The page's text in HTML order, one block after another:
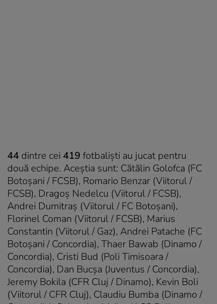
44 dintre cei 419 fotbalişti au jucat pentru
două echipe. Aceştia sunt: Cătălin Golofca (FC
Botoşani / FCSB), Romario Benzar (Viitorul /
FCSB), Dragoş Nedelcu (Viitorul / FCSB),
Andrei Dumitraş (Viitorul / FC Botoşani),
Florinel Coman (Viitorul / FCSB), Marius
Constantin (Viitorul / Gaz), Andrei Patache (FC
Botoşani / Concordia), Thaer Bawab (Dinamo /
Concordia), Cristi Bud (Poli Timisoara /
Concordia), Dan Bucșa (Juventus / Concordia),
Jeremy Bokila (CFR Cluj / Dinamo), Kevin Boli
(Viitorul / CFR Cluj), Claudiu Bumba (Dinamo /